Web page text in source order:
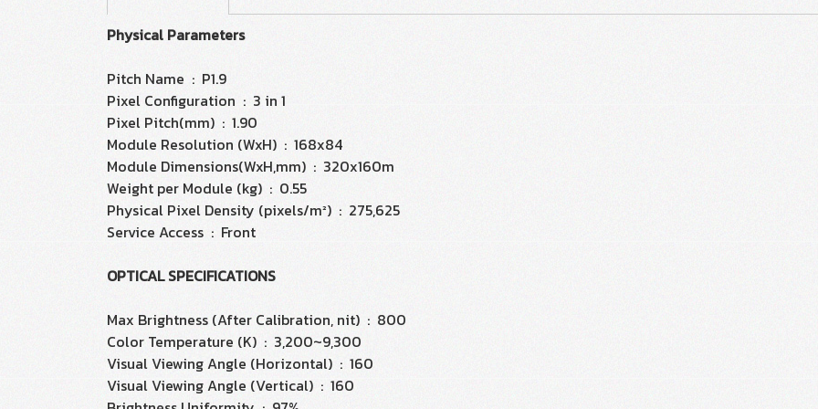
Physical Parameters
Pitch Name : P1.9
Pixel Configuration : 3 in 1
Pixel Pitch(mm) : 1.90
Module Resolution (WxH) : 168x84
Module Dimensions(WxH,mm) : 320x160m
Weight per Module (kg) : 0.55
Physical Pixel Density (pixels/m²) : 275,625
Service Access : Front
OPTICAL SPECIFICATIONS
Max Brightness (After Calibration, nit) : 800
Color Temperature (K) : 3,200~9,300
Visual Viewing Angle (Horizontal) : 160
Visual Viewing Angle (Vertical) : 160